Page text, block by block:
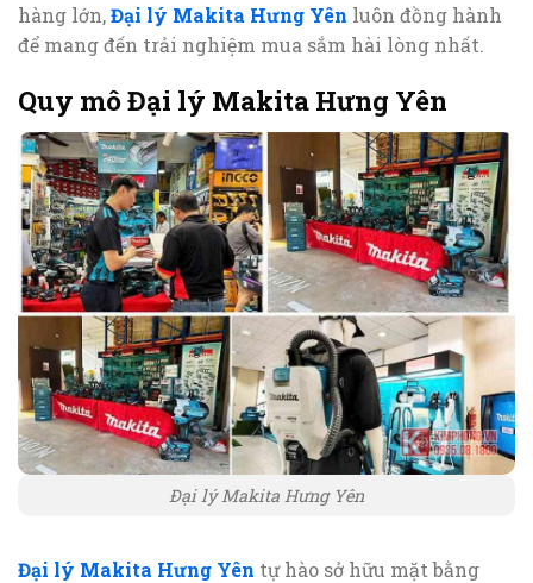
hàng lớn,Đại lý Makita Hưng Yên luôn đồng hành
để mang đến trải nghiệm mua sắm hài lòng nhất.
Quy mô Đại lý Makita Hưng Yên
Đại lý Makita Hưng Yên
Đại lý Makita Hưng Yên tự hào sở hữu mặt bằng